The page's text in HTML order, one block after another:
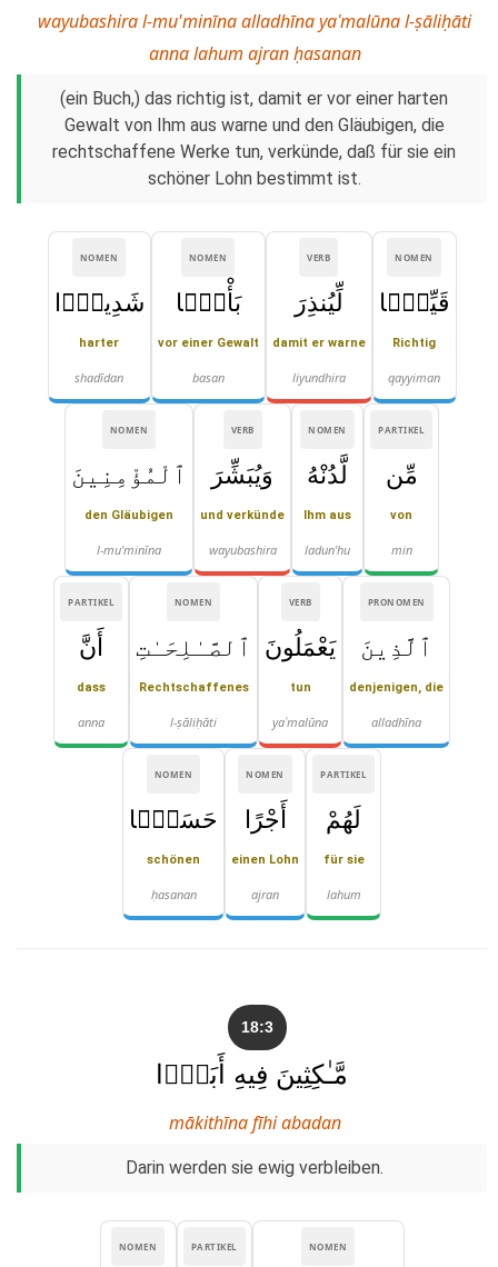
wayubashira l-mu'minīna alladhīna yaʿmalūna l-ṣāliḥāti
anna lahum ajran ḥasanan
(ein Buch,) das richtig ist, damit er vor einer harten
Gewalt von Ihm aus warne und den Gläubigen, die
rechtschaffene Werke tun, verkünde, daß für sie ein
schöner Lohn bestimmt ist.
NOMEN
قَيِّمًۭا
Richtig
qayyiman
VERB
لِّيُنذِرَ
damit er warne
liyundhira
NOMEN
بَأْسًۭا
vor einer Gewalt
basan
NOMEN
شَدِيدًۭا
harter
shadīdan
PARTIKEL
مِّن
von
min
NOMEN
لَّدُنْهُ
Ihm aus
ladun'hu
VERB
وَيُبَشِّرَ
und verkünde
wayubashira
NOMEN
ٱلْمُؤْمِنِينَ
den Gläubigen
l-mu'minīna
PRONOMEN
ٱلَّذِينَ
denjenigen, die
alladhīna
VERB
يَعْمَلُونَ
tun
yaʿmalūna
NOMEN
ٱلصَّـٰلِحَـٰتِ
Rechtschaffenes
l-ṣāliḥāti
PARTIKEL
أَنَّ
dass
anna
PARTIKEL
لَهُمْ
für sie
lahum
NOMEN
أَجْرًا
einen Lohn
ajran
NOMEN
حَسَنًۭا
schönen
ḥasanan
18:3
مَّـٰكِثِينَ فِيهِ أَبَدًۭا
mākithīna fīhi abadan
Darin werden sie ewig verbleiben.
NOMEN
PARTIKEL
NOMEN